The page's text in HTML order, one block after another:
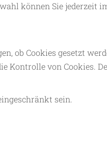
können Sie jederzeit
ob Cookies gesetzt
Kontrolle von Cookies.
sein.